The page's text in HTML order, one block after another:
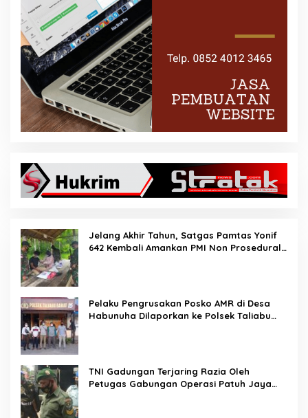
Jelang Akhir Tahun, Satgas Pamtas Yonif
642 Kembali Amankan PMI Non Prosedural
Pelaku Pengrusakan Posko AMR di Desa
Habunuha Dilaporkan ke Polsek Taliabu
TNI Gadungan Terjaring Razia Oleh
Petugas Gabungan Operasi Patuh Jaya